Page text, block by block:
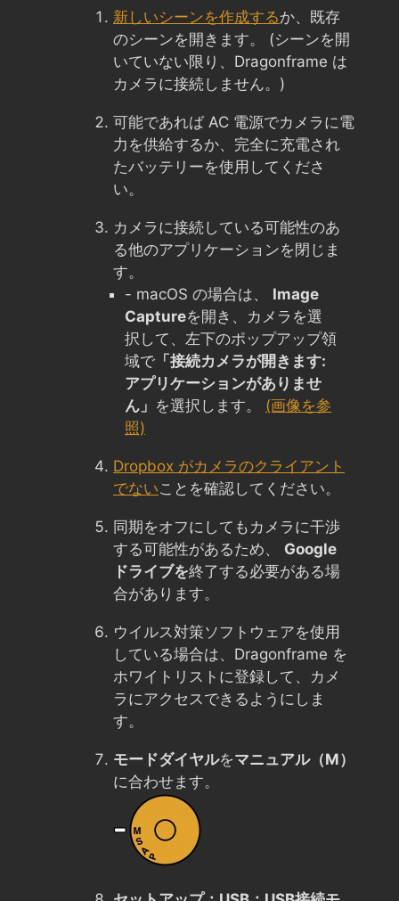
新しいシーンを作成するか、既存
のシーンを開きます。 (シーンを開
いていない限り、Dragonframe は
カメラに接続しません。)
可能であれば AC 電源でカメラに電
力を供給するか、完全に充電され
たバッテリーを使用してくださ
い。
カメラに接続している可能性のあ
る他のアプリケーションを閉じま
す。
- macOS の場合は、 Image
Captureを開き、カメラを選
択して、左下のポップアップ領
域で 「接続カメラが開きます:
アプリケーションがありませ
ん」 を選択します。 (画像を参
照)
Dropbox がカメラのクライアント
でないことを確認してください。
同期をオフにしてもカメラに干渉
する可能性があるため、 Google
ドライブを終了する必要がある場
合があります。
ウイルス対策ソフトウェアを使用
している場合は、Dragonframe を
ホワイトリストに登録して、カメ
ラにアクセスできるようにしま
す。
モードダイヤルをマニュアル（M）
に合わせます。